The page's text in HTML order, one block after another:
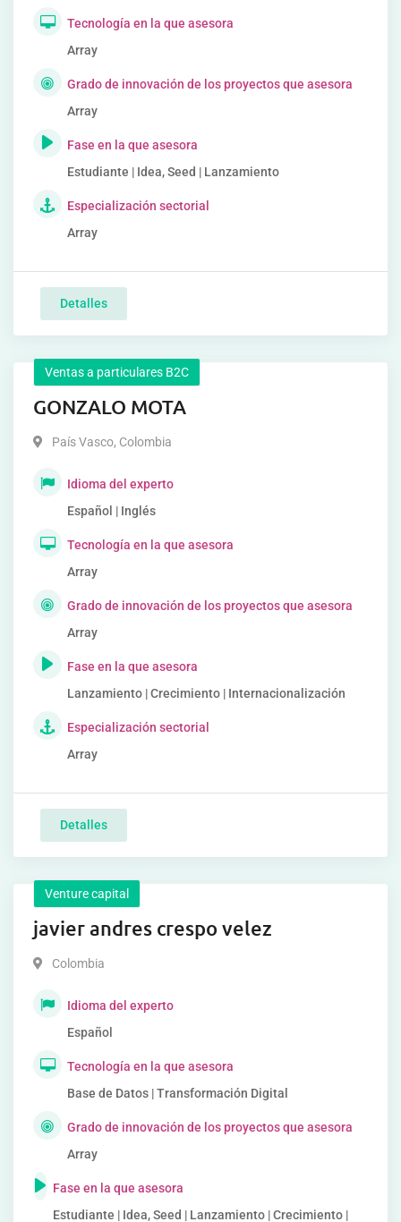
Tecnología en la que asesora
Array
Grado de innovación de los proyectos que asesora
Array
Fase en la que asesora
Estudiante | Idea, Seed | Lanzamiento
Especialización sectorial
Array
Detalles
Ventas a particulares B2C
GONZALO MOTA
País Vasco, Colombia
Idioma del experto
Español | Inglés
Tecnología en la que asesora
Array
Grado de innovación de los proyectos que asesora
Array
Fase en la que asesora
Lanzamiento | Crecimiento | Internacionalización
Especialización sectorial
Array
Detalles
Venture capital
javier andres crespo velez
Colombia
Idioma del experto
Español
Tecnología en la que asesora
Base de Datos | Transformación Digital
Grado de innovación de los proyectos que asesora
Array
Fase en la que asesora
Estudiante | Idea, Seed | Lanzamiento | Crecimiento |